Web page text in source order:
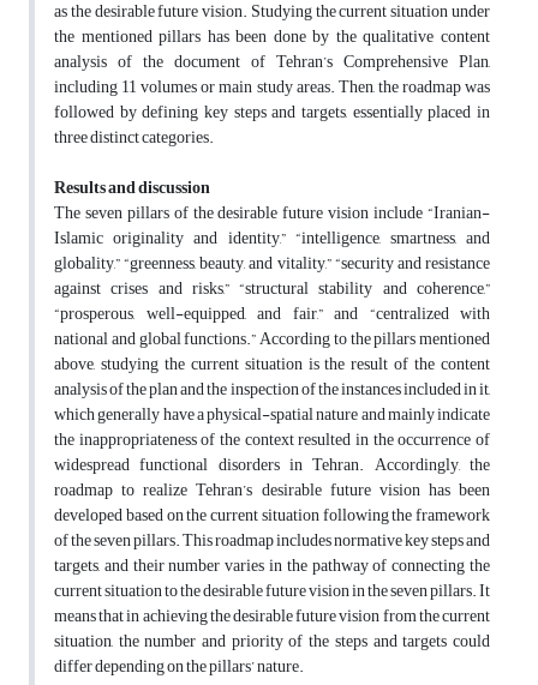
as the desirable future vision. Studying the current situation under
the mentioned pillars has been done by the qualitative content
analysis of the document of Tehran’s Comprehensive Plan,
including 11 volumes or main study areas. Then, the roadmap was
followed by defining key steps and targets, essentially placed in
three distinct categories.
Results and discussion
The seven pillars of the desirable future vision include “Iranian-
Islamic originality and identity,” “intelligence, smartness, and
globality,” “greenness, beauty, and vitality,” “security and resistance
against crises and risks,” “structural stability and coherence,”
“prosperous, well-equipped, and fair,” and “centralized with
national and global functions.” According to the pillars mentioned
above, studying the current situation is the result of the content
analysis of the plan and the inspection of the instances included in it,
which generally have a physical-spatial nature and mainly indicate
the inappropriateness of the context resulted in the occurrence of
widespread functional disorders in Tehran. Accordingly, the
roadmap to realize Tehran’s desirable future vision has been
developed based on the current situation following the framework
of the seven pillars. This roadmap includes normative key steps and
targets, and their number varies in the pathway of connecting the
current situation to the desirable future vision in the seven pillars. It
means that in achieving the desirable future vision from the current
situation, the number and priority of the steps and targets could
differ depending on the pillars’ nature.